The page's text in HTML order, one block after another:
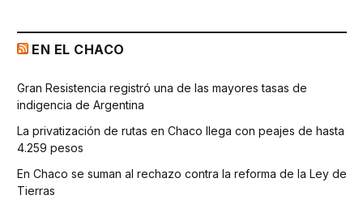
EN EL CHACO
Gran Resistencia registró una de las mayores tasas de
indigencia de Argentina
La privatización de rutas en Chaco llega con peajes de hasta
4.259 pesos
En Chaco se suman al rechazo contra la reforma de la Ley de
Tierras